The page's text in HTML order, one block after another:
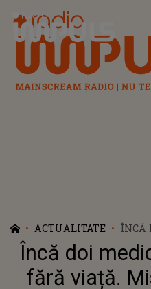
Radio Impuls
ACTUALITATE
ÎNCĂ
SE
Încă doi
fără viață.